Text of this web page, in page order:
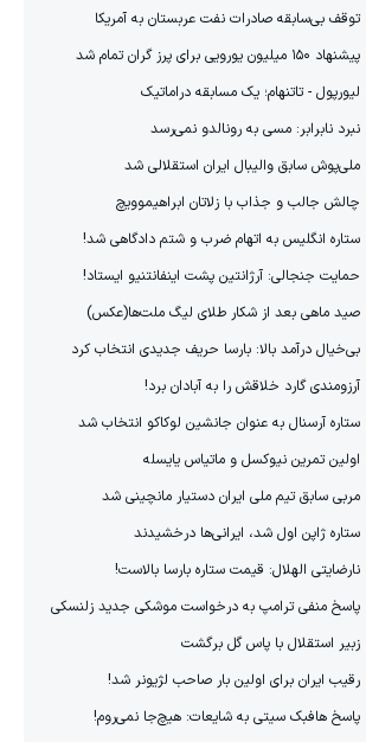
توقف بی‌سابقه صادرات نفت عربستان به آمریکا
پیشنهاد ۱۵۰ میلیون یورویی برای پرز گران تمام شد
لیورپول - تاتنهام؛ یک مسابقه دراماتیک
نبرد نابرابر: مسی به رونالدو نمی‌رسد
ملی‌پوش سابق والیبال ایران استقلالی شد
چالش جالب و جذاب با زلاتان ابراهیموویچ
ستاره انگلیس به اتهام ضرب و شتم دادگاهی شد!
حمایت جنجالی: آرژانتین پشت اینفانتنیو ایستاد!
صید ماهی بعد از شکار طلای لیگ ملت‌ها(عکس)
بی‌خیال درآمد بالا: بارسا حریف جدیدی انتخاب کرد
آرزومندی گارد خلاقش را به آبادان برد!
ستاره آرسنال به عنوان جانشین لوکاکو انتخاب شد
اولین تمرین نیوکسل و ماتیاس یایسله
مربی سابق تیم ملی ایران دستیار مانچینی شد
ستاره ژاپن اول شد، ایرانی‌ها درخشیدند
نارضایتی الهلال: قیمت ستاره بارسا بالاست!
پاسخ منفی ترامپ به درخواست موشکی جدید زلنسکی
زبیر استقلال با پاس گل برگشت
رقیب ایران برای اولین بار صاحب لژیونر شد!
پاسخ هافبک سیتی به شایعات: هیچ‌جا نمی‌روم!